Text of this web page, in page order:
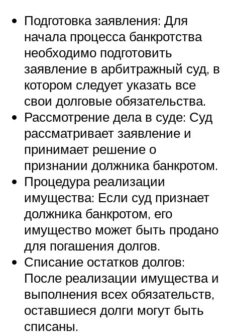
Подготовка заявления: Для
начала процесса банкротства
необходимо подготовить
заявление в арбитражный суд, в
котором следует указать все
свои долговые обязательства.
Рассмотрение дела в суде: Суд
рассматривает заявление и
принимает решение о
признании должника банкротом.
Процедура реализации
имущества: Если суд признает
должника банкротом, его
имущество может быть продано
для погашения долгов.
Списание остатков долгов:
После реализации имущества и
выполнения всех обязательств,
оставшиеся долги могут быть
списаны.